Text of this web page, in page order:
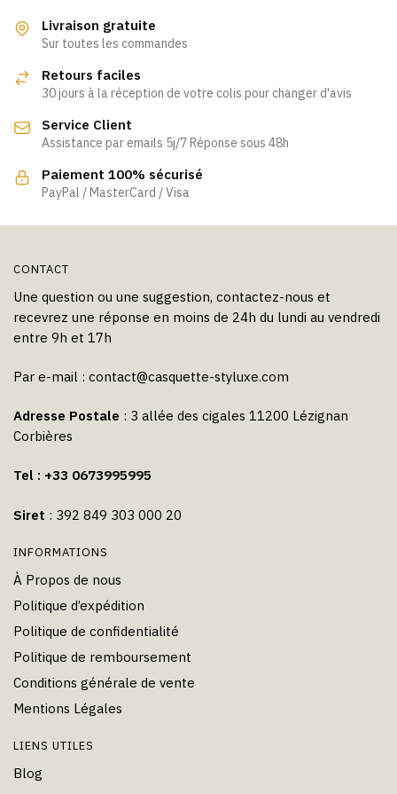
Livraison gratuite
Sur toutes les commandes
Retours faciles
30 jours à la réception de votre colis pour changer d'avis
Service Client
Assistance par emails 5j/7 Réponse sous 48h
Paiement 100% sécurisé
PayPal / MasterCard / Visa
CONTACT
Une question ou une suggestion, contactez-nous et
recevrez une réponse en moins de 24h du lundi au vendredi
entre 9h et 17h
Par e-mail : contact@casquette-styluxe.com
Adresse Postale : 3 allée des cigales 11200 Lézignan
Corbières
Tel : +33 0673995995
Siret : 392 849 303 000 20
INFORMATIONS
À Propos de nous
Politique d’expédition
Politique de confidentialité
Politique de remboursement
Conditions générale de vente
Mentions Légales
LIENS UTILES
Blog